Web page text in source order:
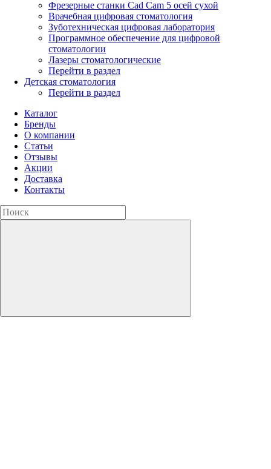
Фрезерные станки Cad Cam 5 осей сухой
Врачебная цифровая стоматология
Зуботехническая цифровая лаборатория
Программное обеспечение для цифровой
стоматологии
Лазеры стоматологические
Перейти в раздел
Детская стоматология
Перейти в раздел
Каталог
Бренды
О компании
Статьи
Отзывы
Акции
Доставка
Контакты